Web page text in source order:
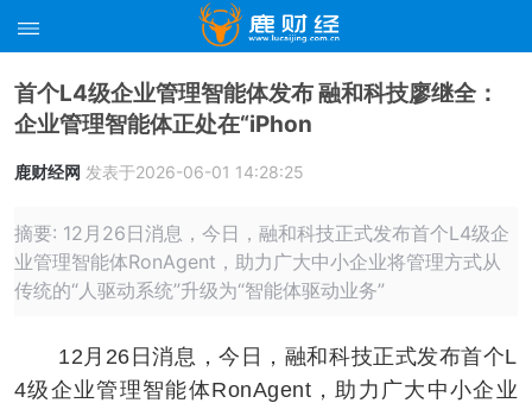
首个L4级企业管理智能体发布 融和科技廖继全：
企业管理智能体正处在“iPhon
鹿财经网 发表于2026-06-01 14:28:25
摘要: 12月26日消息，今日，融和科技正式发布首个L4级企
业管理智能体RonAgent，助力广大中小企业将管理方式从
传统的“人驱动系统”升级为“智能体驱动业务”
12月26日消息，今日，融和科技正式发布首个L
4级企业管理智能体RonAgent，助力广大中小企业